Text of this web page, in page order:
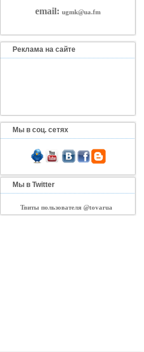
email: ugmk@ua.fm
Реклама на сайте
Мы в соц. сетях
Мы в Twitter
Твиты пользователя @tovarua